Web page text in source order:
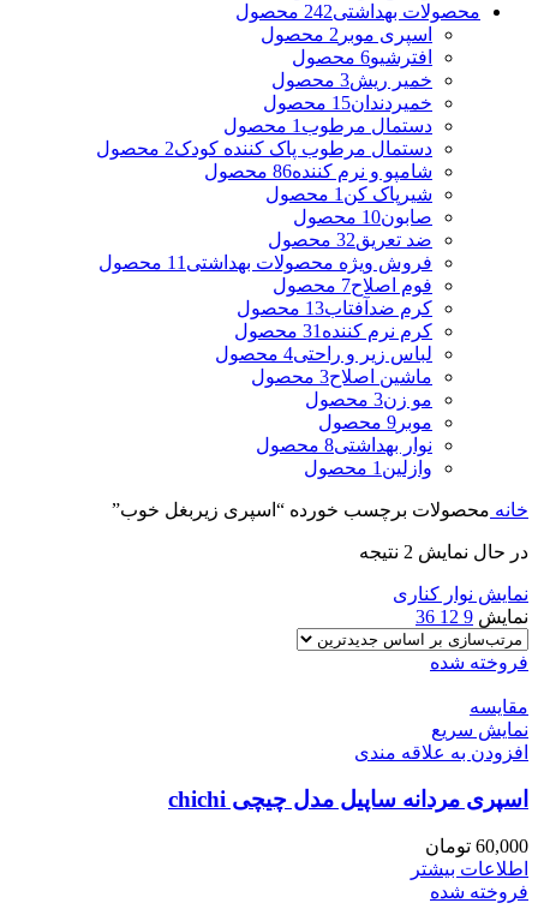
محصولات بهداشتی242 محصول
اسپری موبر 2 محصول
افترشیو6 محصول
خمیر ریش3 محصول
خمیردندان15 محصول
دستمال مرطوب 1 محصول
دستمال مرطوب پاک کننده کودک2 محصول
شامپو و نرم کننده86 محصول
شیرپاک کن 1 محصول
صابون10 محصول
ضد تعریق32 محصول
فروش ویژه محصولات بهداشتی 11 محصول
فوم اصلاح7 محصول
کرم ضدآفتاب13 محصول
کرم نرم کننده 31 محصول
لباس زیر و راحتی4 محصول
ماشین اصلاح3 محصول
مو زن3 محصول
موبر 9 محصول
نوار بهداشتی8 محصول
وازلین 1 محصول
خانه محصولات برچسب خورده “اسپری زیربغل خوب”
در حال نمایش 2 نتیجه
نمایش نوار کناری
نمایش 9
12
36
فروخته شده
مقايسه
نمایش سریع
افزودن به علاقه مندی
اسپری مردانه ساپیل مدل چیچی chichi
60,000 تومان
اطلاعات بیشتر
فروخته شده